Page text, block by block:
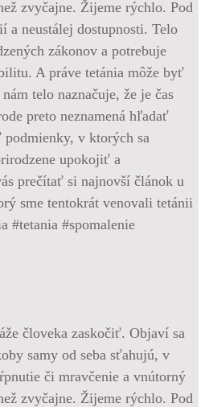
človeka zaskočiť. Objaví sa
samy od seba sťahujú, v
či mravčenie a vnútorný
zvyčajne. Žijeme rýchlo. Pod